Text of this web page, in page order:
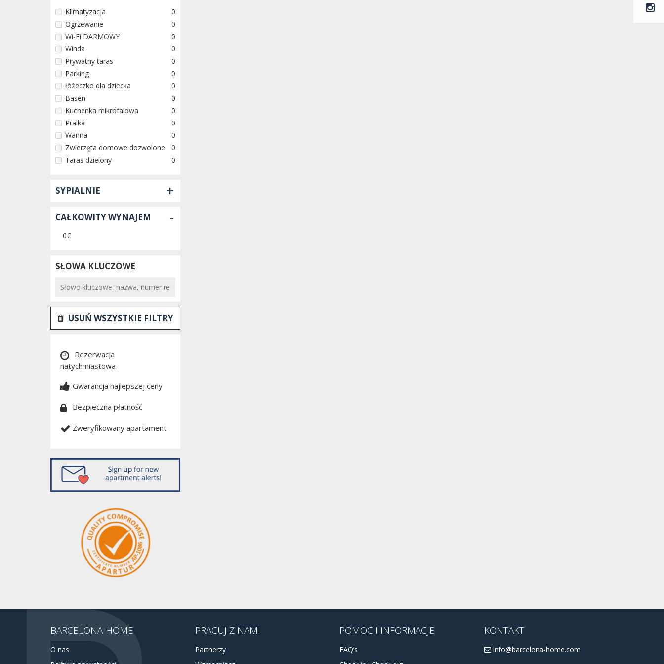
Klimatyzacja
0
Ogrzewanie
0
Wi-Fi DARMOWY
0
Winda
0
Prywatny taras
0
Parking
0
łóżeczko dla dziecka
0
Basen
0
Kuchenka mikrofalowa
0
Pralka
0
Wanna
0
Zwierzęta domowe dozwolone
0
Taras dzielony
0
SYPIALNIE +
CAŁKOWITY WYNAJEM -
0€
SŁOWA KLUCZOWE
USUŃ WSZYSTKIE FILTRY
Rezerwacja
natychmiastowa
Gwarancja najlepszej ceny
Bezpieczna płatność
Zweryfikowany apartament
BARCELONA-HOME
O nas
PRACUJ Z NAMI
Partnerzy
POMOC I INFORMACJE
FAQ’s
KONTAKT
info@barcelona-home.com